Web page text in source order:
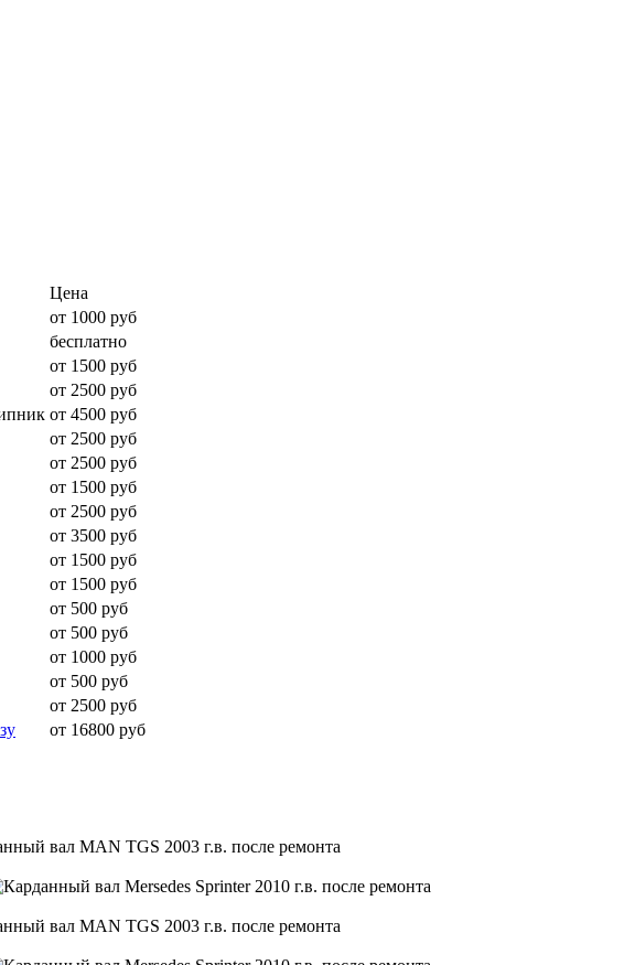
Цена
от 1000 руб
бесплатно
от 1500 руб
от 2500 руб
от 4500 руб
от 2500 руб
от 2500 руб
от 1500 руб
от 2500 руб
от 3500 руб
от 1500 руб
от 1500 руб
от 500 руб
от 500 руб
от 1000 руб
от 500 руб
от 2500 руб
от 16800 руб